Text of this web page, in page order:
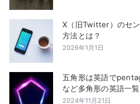
X（旧Twitter）のセ
方法とは？
2026年1月1日
五角形は英語で
など多角形の英語一覧
2024年11月21日